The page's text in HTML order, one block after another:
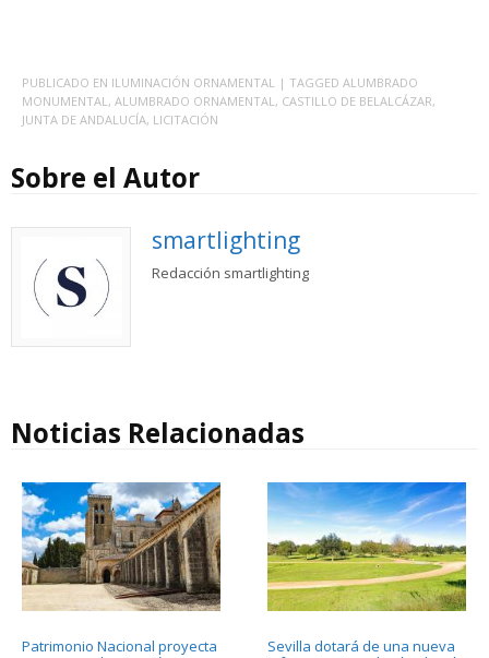
PUBLICADO EN ILUMINACIÓN ORNAMENTAL | TAGGED ALUMBRADO
MONUMENTAL , ALUMBRADO ORNAMENTAL , CASTILLO DE BELALCÁZAR,
JUNTA DE ANDALUCÍA, LICITACIÓN
Sobre el Autor
smartlighting
Redacción smartlighting
Noticias Relacionadas
Patrimonio Nacional proyecta
Sevilla dotará de una nueva